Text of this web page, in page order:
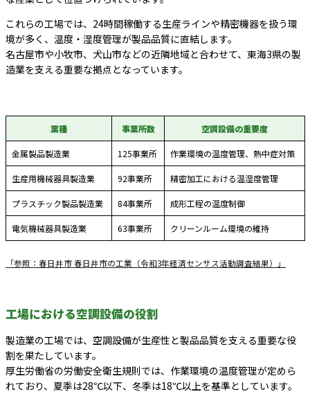
これらの工場では、24時間稼働する生産ラインや精密機器を扱う環
境が多く、温度・湿度管理が製品品質に直結します。
名古屋市や小牧市、犬山市などの近隣地域と合わせて、東海3県の製
造業を支える重要な拠点となっています。
業種 事業所数 空調設備の重要度
金属製品製造業 125事業所 作業環境の温度管理、熱中症対策
生産用機械器具製造業 92事業所 精密加工における温湿度管理
プラスチック製品製造業 84事業所 成形工程の温度制御
電気機械器具製造業 63事業所 クリーンルーム環境の維持
「参照：春日井市 春日井市の工業（令和3年経済センサス活動調査結果）」
工場における空調設備の役割
製造業の工場では、空調設備が生産性と製品品質を支える重要な役
割を果たしています。
厚生労働省の労働安全衛生規則では、作業環境の温度管理が定めら
れており、夏季は28℃以下、冬季は18℃以上を基準としています。